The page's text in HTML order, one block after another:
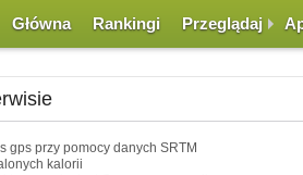
Główna Rankingi Przeglądaj
gps przy pomocy danych SRTM
kalorii